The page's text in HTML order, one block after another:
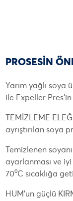
PROSESİN
Yarım yağlı
ile Expeller
TEMİZLEME
ayrıştırılan soya
Temizlenen
ayarlanması ve
70⁰C sıcaklığa
HUM’un güçlü